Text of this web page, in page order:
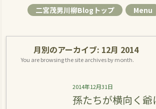
二宮茂男川柳Blogトップ Menu
月別のアーカイブ: 12月 2014
You are browsing the site archives by month.
2014年12月31日
孫たちが横向く爺